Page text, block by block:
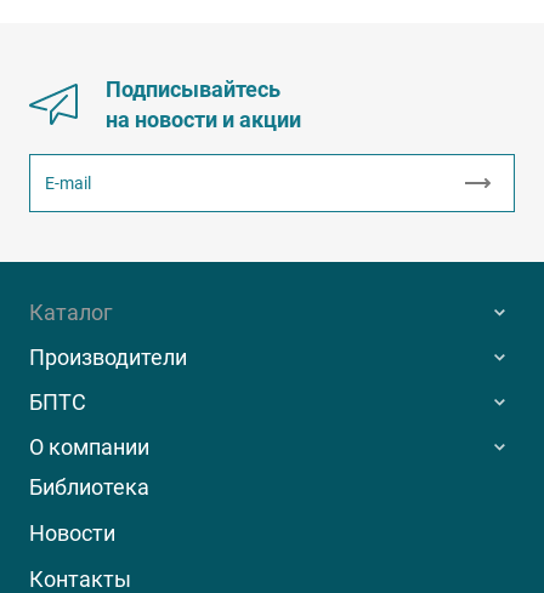
Подписывайтесь
на новости и акции
Каталог
Производители
БПТС
О компании
Библиотека
Новости
Контакты